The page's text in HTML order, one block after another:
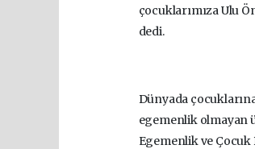
çocuklarımıza Ulu
dedi.
Dünyada
egemenlik olmayan
Egemenlik ve Çocuk